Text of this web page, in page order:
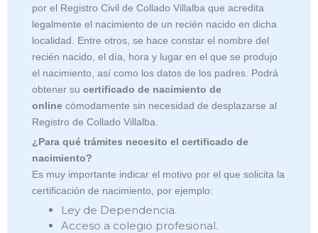
por el Registro Civil de Collado Villalba que acredita
legalmente el nacimiento de un recién nacido en dicha
localidad. Entre otros, se hace constar el nombre del
recién nacido, el día, hora y lugar en el que se produjo
el nacimiento, así como los datos de los padres. Podrá
obtener su certificado de nacimiento de
online cómodamente sin necesidad de desplazarse al
Registro de Collado Villalba.
¿Para qué trámites necesito el certificado de
nacimiento?
Es muy importante indicar el motivo por el que solicita la
certificación de nacimiento, por ejemplo:
Ley de Dependencia.
Acceso a colegio profesional.